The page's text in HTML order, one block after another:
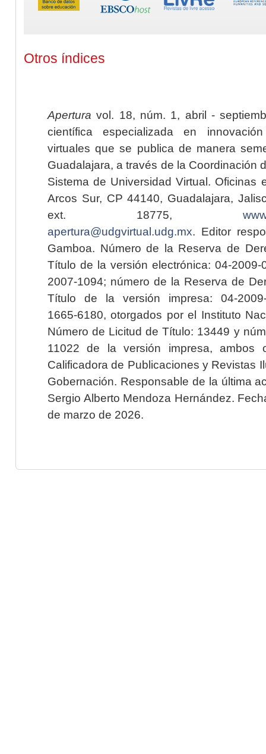
Otros índices
Apertura vol. 18, núm. 1, abril -
científica especializada en
virtuales que se publica de manera
Guadalajara, a través de la Coordinación
Sistema de Universidad Virtual. Oficinas
Arcos Sur, CP 44140, Guadalajara,
ext. 18775,
apertura@udgvirtual.udg.mx. Editor
Gamboa. Número de la Reserva de
Título de la versión electrónica: 04-2009-
2007-1094; número de la Reserva de
Título de la versión impresa: 04-2009-
1665-6180, otorgados por el Instituto
Número de Licitud de Título: 13449 y
11022 de la versión impresa, ambos
Calificadora de Publicaciones y Revistas
Gobernación. Responsable de la última
Sergio Alberto Mendoza Hernández.
de marzo de 2026.